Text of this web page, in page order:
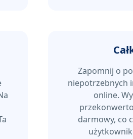
Zapomnij o
niepotrzebnych
online.
darmowy, co